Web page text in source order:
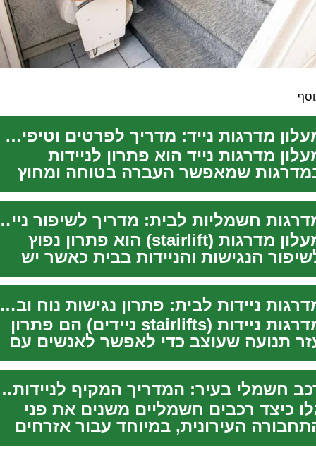
מעלון מדרגות נייד: מדריך לפרטים וטיפים לבחירה
מדרגות נייד הוא פתרון לניידות
שמאפשר העברה בטוחה ומחוץ
או בתוך מבנים שאינם מותאמים קבוע
בכי...
מדרגות חשמליות לבית:
מעלון מדרגות (stairlift) הוא פתרון נפוץ
הנגישות והניידות בבית כאשר יש
פנימיות או חיצוניות. מאמר זה
מדרגות ניידות לבית: פתרון נגישות נוח ובטוח
מדרגות ניידות (stairlifts ניידים) הם פתרון
תנועה שעוצב כדי לאפשר לאנשים עם
ניידות לעבור בקלות ובבטחה בין
רכב חשמלי בעיר:
כיצד רכבים חשמליים משנים את פני
העירונית, במיוחד עבור אזרחים
מטכנולוגיה מתקדמת ועד חיסכון